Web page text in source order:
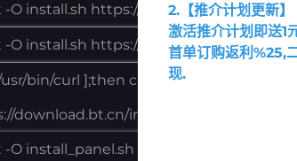
O install.sh https://download.bt.cn/
O install.sh https://download.bt.cn/
usr/bin/curl ];then curl -sSO https://
download.bt.cn/install/
O install_panel.sh https://
2.【推介计划更新】
激活推介计划即送1
首单订购返利%25,
现.